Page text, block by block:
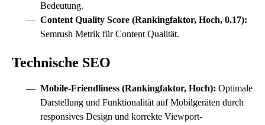
Bedeutung.
Content Quality Score (Rankingfaktor, Hoch, 0.17):
Semrush Metrik für Content Qualität.
Technische SEO
Mobile-Friendliness (Rankingfaktor, Hoch): Optimale
Darstellung und Funktionalität auf Mobilgeräten durch
responsives Design und korrekte Viewport-